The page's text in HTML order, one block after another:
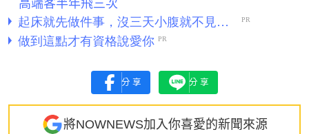
分享 分享
將NOWNEWS加入你喜愛的新聞來源